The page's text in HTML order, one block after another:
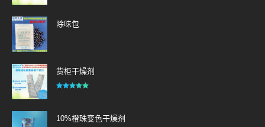
除味包
货柜干燥剂
10%橙珠变色干燥剂